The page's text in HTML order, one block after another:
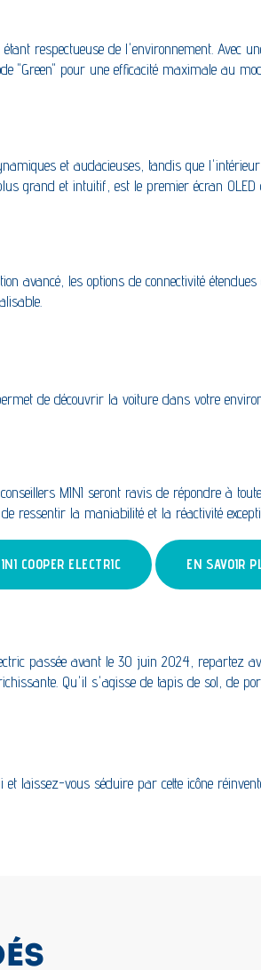
respectueuse de l'environnement. Avec
"Green" pour une efficacité maximale au
et audacieuses, tandis que
grand et intuitif, est le premier écran
avancé, les options de connectivité
de découvrir la voiture dans votre
MINI seront ravis de répondre à
ressentir la maniabilité et la réactivité
COOPER ELECTRIC EN SAVOIR
passée avant le 30 juin 2024, repartez
Qu'il s'agisse de tapis de sol, de
laissez-vous séduire par cette icône